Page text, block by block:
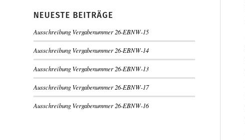
NEUESTE BEITRÄGE
Ausschreibung Vergabenummer 26-EBNW-15
Ausschreibung Vergabenummer 26-EBNW-14
Ausschreibung Vergabenummer 26-EBNW-13
Ausschreibung Vergabenummer 26-EBNW-17
Ausschreibung Vergabenummer 26-EBNW-16